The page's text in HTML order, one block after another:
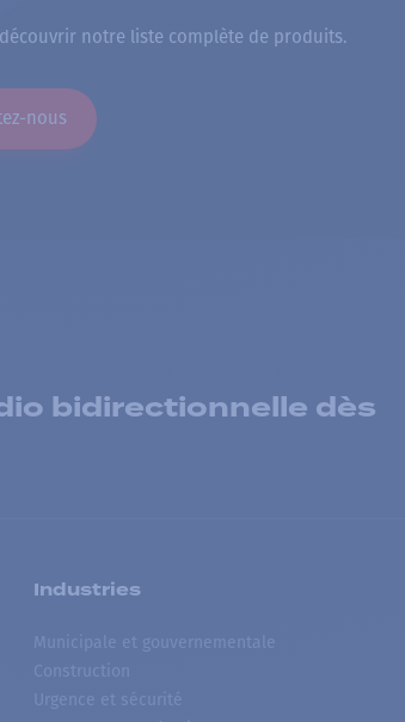
notre liste complète de produits.
nous
bidirectionnelle dès
Industries
Municipale et gouvernementale
Construction
Urgence et sécurité